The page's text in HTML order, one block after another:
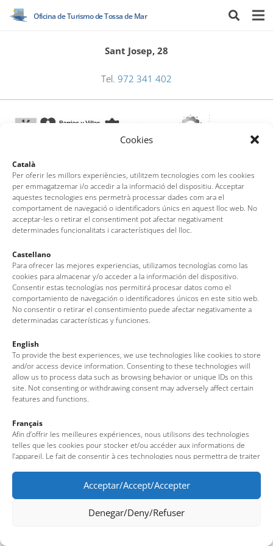
Cookies
Català
Per oferir les millors experiències, utilitzem tecnologies com les cookies
per emmagatzemar i/o accedir a la informació del dispositiu. Acceptar
aquestes tecnologies ens permetrà processar dades com ara el
comportament de navegació o identificadors únics en aquest lloc web. No
acceptar-les o retirar el consentiment pot afectar negativament
determinades funcionalitats i característiques del lloc.
Castellano
Para ofrecer las mejores experiencias, utilizamos tecnologías como las
cookies para almacenar y/o acceder a la información del dispositivo.
Consentir estas tecnologías nos permitirá procesar datos como el
comportamiento de navegación o identificadores únicos en este sitio web.
No consentir o retirar el consentimiento puede afectar negativamente a
determinadas características y funciones.
English
To provide the best experiences, we use technologies like cookies to store
and/or access device information. Consenting to these technologies will
allow us to process data such as browsing behavior or unique IDs on this
site. Not consenting or withdrawing consent may adversely affect certain
features and functions.
Français
Afin d’offrir les meilleures expériences, nous utilisons des technologies
telles que les cookies pour stocker et/ou accéder aux informations de
l’appareil. Le fait de consentir à ces technologies nous permettra de traiter
uniques sur ce site. Le fait de ne pas consentir ou de retirer son
consentement peut avoir un effet négatif sur certaines fonctionnalités et
caractéristiques du site.
Acceptar/Accept/Accepter
Denegar/Deny/Refuser
Oficina de Turismo de Tossa de Mar
Sant Josep, 28
Tel. 972 341 402
Oficina de Turismo de Tossa de Mar
Av. del Pelegrí, 25 – Edificio La Nau · 17320 – Tossa de Mar
(Girona – Costa Brava)
Tel: + 00 34 972 340 108 · Mail: info@visittossa.com
Nota legal·Política de cookies·Protección de datos